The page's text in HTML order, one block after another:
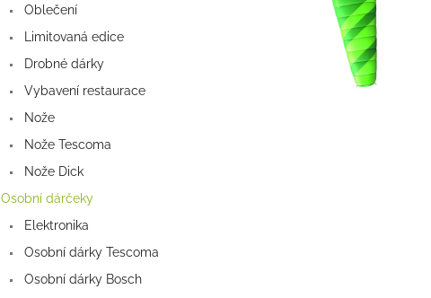
Oblečení
Limitovaná edice
Drobné dárky
Vybavení restaurace
Nože
Nože Tescoma
Nože Dick
Osobní dárčeky
Elektronika
Osobní dárky Tescoma
Osobní dárky Bosch